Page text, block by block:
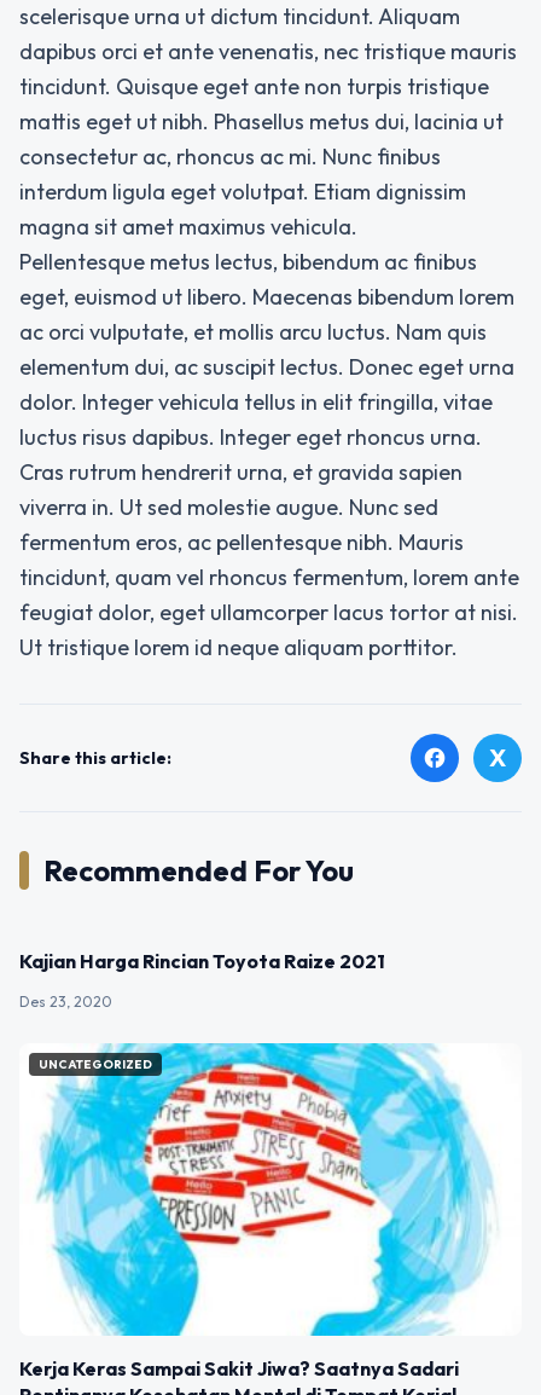
scelerisque urna ut dictum tincidunt. Aliquam
dapibus orci et ante venenatis, nec tristique mauris
tincidunt. Quisque eget ante non turpis tristique
mattis eget ut nibh. Phasellus metus dui, lacinia ut
consectetur ac, rhoncus ac mi. Nunc finibus
interdum ligula eget volutpat. Etiam dignissim
magna sit amet maximus vehicula.
Pellentesque metus lectus, bibendum ac finibus
eget, euismod ut libero. Maecenas bibendum lorem
ac orci vulputate, et mollis arcu luctus. Nam quis
elementum dui, ac suscipit lectus. Donec eget urna
dolor. Integer vehicula tellus in elit fringilla, vitae
luctus risus dapibus. Integer eget rhoncus urna.
Cras rutrum hendrerit urna, et gravida sapien
viverra in. Ut sed molestie augue. Nunc sed
fermentum eros, ac pellentesque nibh. Mauris
tincidunt, quam vel rhoncus fermentum, lorem ante
feugiat dolor, eget ullamcorper lacus tortor at nisi.
Ut tristique lorem id neque aliquam porttitor.
Share this article: facebook X
Recommended For You
Kajian Harga Rincian Toyota Raize 2021
Des 23, 2020
UNCATEGORIZED
Kerja Keras Sampai Sakit Jiwa? Saatnya Sadari